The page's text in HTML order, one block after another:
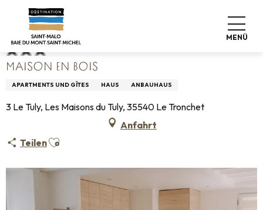
contenu
principal
MENÜ
Startseite
MAISON EN BOIS
APARTMENTS UND GÎTES HAUS ANBAUHAUS
3 Le Tuly, Les Maisons du Tuly, 35540 Le Tronchet
Anfahrt
TeilenAjouter aux favoris